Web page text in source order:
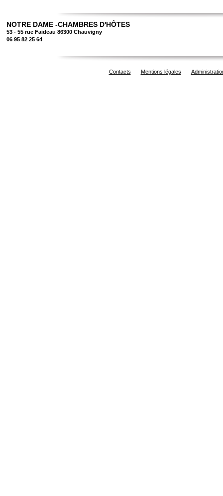
NOTRE DAME -CHAMBRES D'HÔTES
53 - 55 rue Faideau 86300 Chauvigny
06 95 82 25 64
Contacts Mentions légales